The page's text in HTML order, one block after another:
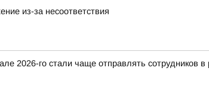
из-за несоответствия
2026-го стали чаще отправлять